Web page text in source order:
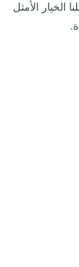
الخيار الأمثل